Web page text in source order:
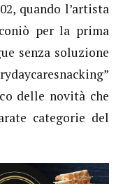
quando l’artista
per la prima
senza soluzione
delle novità che
categorie del